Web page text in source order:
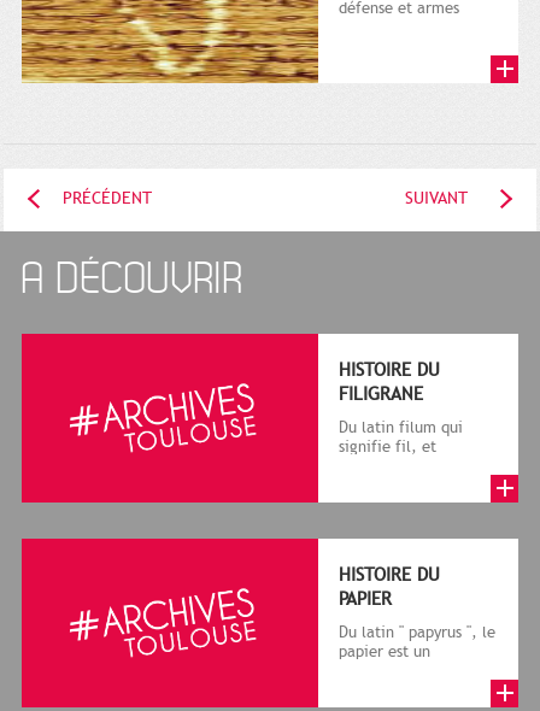
défense et armes
PRÉCÉDENT SUIVANT
A DÉCOUVRIR
HISTOIRE DU
FILIGRANE
Du latin filum qui
signifie fil, et
le cadre de la f...
HISTOIRE DU
PAPIER
Du latin " papyrus ", le
papier est un